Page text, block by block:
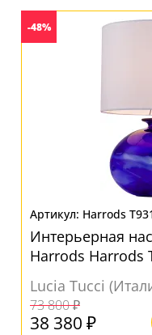
-48%
Harrods
Интерьерная
Harrods Harrods
Lucia Tucci
73 800 ₽
38 380 ₽